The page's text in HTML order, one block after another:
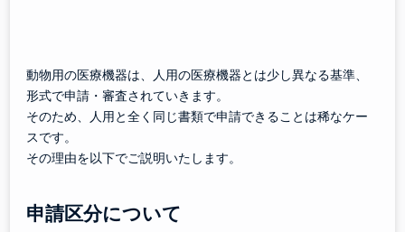
動物用の医療機器は、人用の医療機器とは少し異なる基準、
形式で申請・審査されていきます。
そのため、人用と全く同じ書類で申請できることは稀なケー
スです。
その理由を以下でご説明いたします。
申請区分について